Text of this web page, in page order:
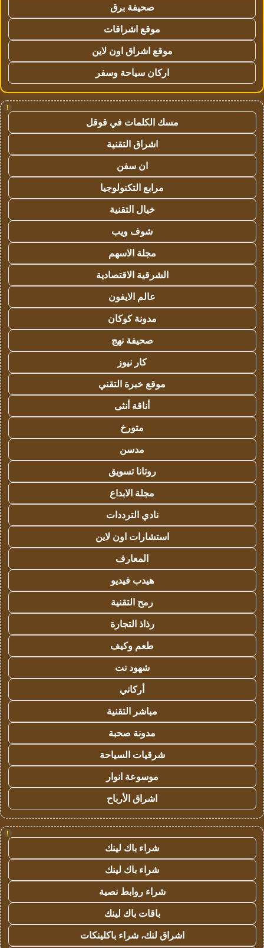
صحيفة برق
موقع اشراقات
موقع اشراق اون لاين
اركان سياحة وسفر
!
مسك الكلمات في قوقل
اشراق التقنية
ان سفن
مرابع التكنولوجيا
خيال التقنية
شوف ويب
مجلة الاسهم
الشرقية الاقتصادية
عالم الايفون
مدونة كوكان
صحيفة نهج
كار نيوز
موقع خبرة التقني
أناقة أنثى
متورخ
مدسن
روتانا تسويق
مجلة الابداع
نادي الترددات
استشارات اون لاين
المعارف
هيدب فيديو
رمح التقنية
رذاذ التجارة
طعم وكيف
شهود نت
أركاني
مباشر التقنية
مدونة صحبة
شرقيات السياحة
موسوعة انوار
اشراق الأرباح
!
شراء باك لينك
شراء باك لينك
شراء روابط نصية
باقات باك لينك
اشراق لنك، شراء باكلينكات